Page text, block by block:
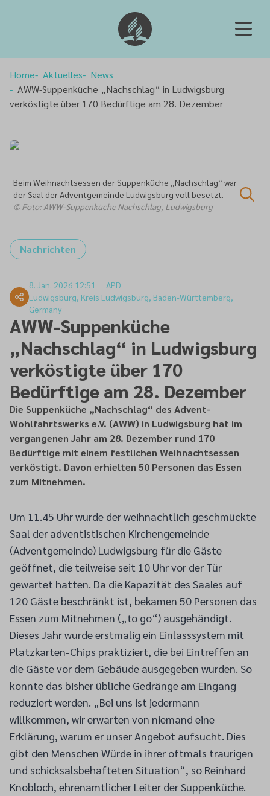
Home Aktuelles
News
AWW-Suppenküche „Nachschlag“ in Ludwigsburg
verköstigte über 170 Bedürftige am 28. Dezember
Beim Weihnachtsessen der Suppenküche „Nachschlag“ war
der Saal der Adventgemeinde Ludwigsburg voll besetzt.
© Foto: AWW-Suppenküche Nachschlag, Ludwigsburg
Nachrichten
8. Jan. 2026 12:51
APD
Ludwigsburg, Kreis Ludwigsburg, Baden-Württemberg,
Germany
AWW-Suppenküche
„Nachschlag“ in Ludwigsburg
verköstigte über 170
Bedürftige am 28. Dezember
Die Suppenküche „Nachschlag“ des Advent-
Wohlfahrtswerks e.V. (AWW) in Ludwigsburg hat im
vergangenen Jahr am 28. Dezember rund 170
Bedürftige mit einem festlichen Weihnachtsessen
verköstigt. Davon erhielten 50 Personen das Essen
zum Mitnehmen.
Um 11.45 Uhr wurde der weihnachtlich geschmückte
Saal der adventistischen Kirchengemeinde
(Adventgemeinde) Ludwigsburg für die Gäste
geöffnet, die teilweise seit 10 Uhr vor der Tür
gewartet hatten. Da die Kapazität des Saales auf
120 Gäste beschränkt ist, bekamen 50 Personen das
Essen zum Mitnehmen („to go“) ausgehändigt.
Dieses Jahr wurde erstmalig ein Einlasssystem mit
Platzkarten-Chips praktiziert, die bei Eintreffen an
die Gäste vor dem Gebäude ausgegeben wurden. So
konnte das bisher übliche Gedränge am Eingang
reduziert werden. „Bei uns ist jedermann
willkommen, wir erwarten von niemand eine
Erklärung, warum er unser Angebot aufsucht. Dies
gibt den Menschen Würde in ihrer oftmals traurigen
und schicksalsbehafteten Situation“, so Reinhard
Knobloch, ehrenamtlicher Leiter der Suppenküche.